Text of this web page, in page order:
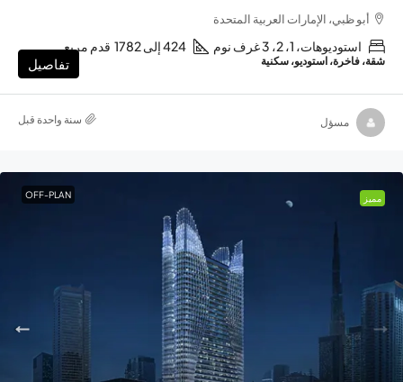
أبو ظبي، الإمارات العربية المتحدة
استوديوهات، 1، 2، 3 غرف نوم 424 إلى 1782 قدم مربع
شقة، فاخرة، استوديو، سكنية تفاصيل
مسؤل ‏سنة واحدة قبل
مميز OFF-PLAN